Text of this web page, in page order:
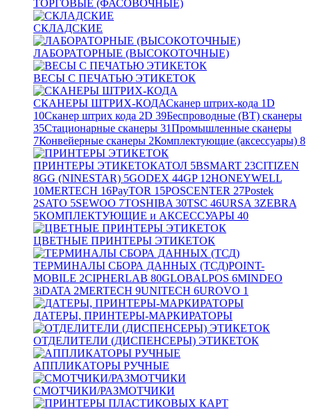
ТОРГОВЫЕ (ФАСОВОЧНЫЕ)
СКЛАДСКИЕ
ЛАБОРАТОРНЫЕ (ВЫСОКОТОЧНЫЕ)
ВЕСЫ С ПЕЧАТЬЮ ЭТИКЕТОК
СКАНЕРЫ ШТРИХ-КОДАСканер штрих-кода 1D
10Сканер штрих кода 2D 39Беспроводные (BT) сканеры
35Стационарные сканеры 31Промышленные сканеры
7Конвейерные сканеры 2Комплектующие (аксессуары) 8
ПРИНТЕРЫ ЭТИКЕТОКАТОЛ 5BSMART 23CITIZEN
8GG (NINESTAR) 5GODEX 44GP12HONEYWELL
10MERTECH 16PayTOR 15POSCENTER 27Postek
2SATO 5SEWOO 7TOSHIBA 30TSC 46URSA 3ZEBRA
5КОМПЛЕКТУЮЩИЕ и АКСЕССУАРЫ 40
ЦВЕТНЫЕ ПРИНТЕРЫ ЭТИКЕТОК
ТЕРМИНАЛЫ СБОРА ДАННЫХ (ТСД)POINT-
MOBILE 2CIPHERLAB 80GLOBALPOS 6MINDEO
3iDATA 2MERTECH 9UNITECH 6UROVO 1
ДАТЕРЫ, ПРИНТЕРЫ-МАРКИРАТОРЫ
ОТДЕЛИТЕЛИ (ДИСПЕНСЕРЫ) ЭТИКЕТОК
АППЛИКАТОРЫ РУЧНЫЕ
СМОТЧИКИ/РАЗМОТЧИКИ